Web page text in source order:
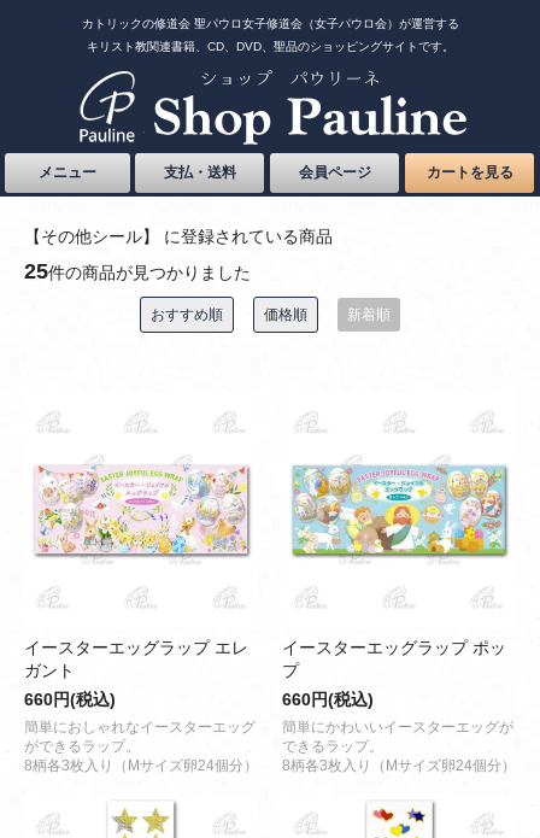
カトリックの修道会 聖パウロ女子修道会（女子パウロ会）が運営する
キリスト教関連書籍、CD、DVD、聖品のショッピングサイトです。
メニュー 支払・送料 会員ページ カートを見る
【その他シール】 に登録されている商品
25件の商品が見つかりました
おすすめ順 価格順 新着順
イースターエッグラップ エレ
ガント
660円(税込)
簡単におしゃれなイースターエッグ
ができるラップ。
8柄各3枚入り（Mサイズ卵24個分）
イースターエッグラップ ポッ
プ
660円(税込)
簡単にかわいいイースターエッグが
できるラップ。
8柄各3枚入り（Mサイズ卵24個分）